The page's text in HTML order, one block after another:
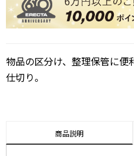
物品の区分け、整理保管に
仕切り。
商品説明